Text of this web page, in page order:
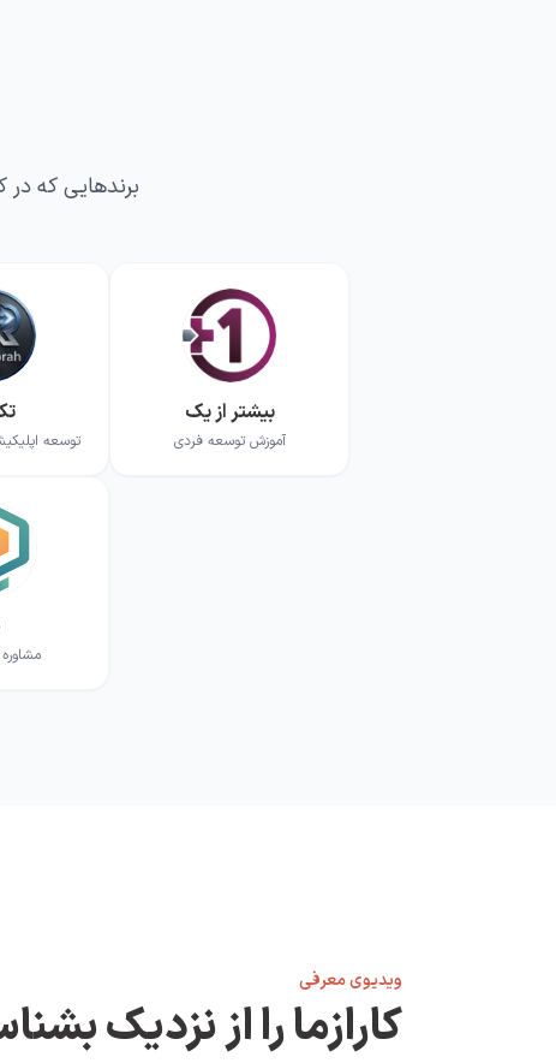
برندهایی که
بیشتر از یک
آموزش توسعه فردی توسعه
ویدیوی معرفی
کارازما را از نزدیک